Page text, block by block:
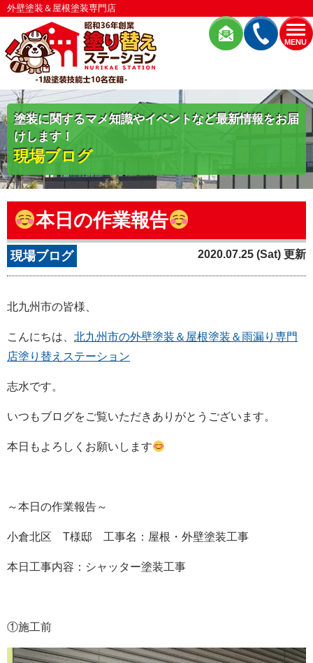
MENU
外壁塗装＆屋根塗装専門店
塗装に関するマメ知識やイベントなど最新情報をお届
けします！
現場ブログ
本日の作業報告
現場ブログ 2020.07.25 (Sat) 更新
北九州市の皆様、
こんにちは、 北九州市の外壁塗装＆屋根塗装＆雨漏り専門
店塗り替えステーション
志水です。
いつもブログをご覧いただきありがとうございます。
本日もよろしくお願いします
～本日の作業報告～
小倉北区 T様邸 工事名：屋根・外壁塗装工事
本日工事内容：シャッター塗装工事
①施工前